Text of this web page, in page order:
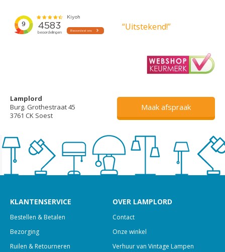
“Uitstekend!”
Lamplord
Burg. Grothestraat 45
3761 CK Soest
Maak afspraak
KLANTENSERVICE
Bestellen & Betalen
Bezorging
Ruilen & Retourneren
OVER LAMPLORD
Contact
Onze winkel
Verhuur van Vintage Lampen